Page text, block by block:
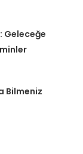
Geleceğe
Bilmeniz